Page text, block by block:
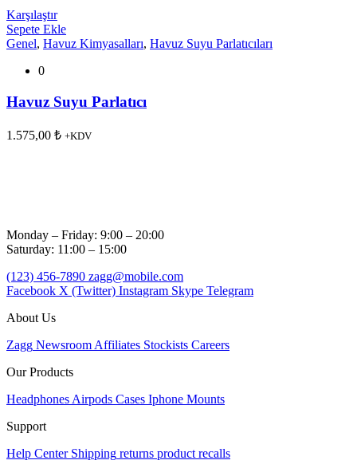
Karşılaştır
Sepete Ekle
Genel, Havuz Kimyasalları, Havuz Suyu Parlatıcıları
0
Havuz Suyu Parlatıcı
1.575,00 ₺ +KDV
Monday – Friday: 9:00 – 20:00
Saturday: 11:00 – 15:00
(123) 456-7890 zagg@mobile.com
Facebook X (Twitter) Instagram Skype Telegram
About Us
Zagg Newsroom Affiliates Stockists Careers
Our Products
Headphones Airpods Cases Iphone Mounts
Support
Help Center Shipping returns product recalls